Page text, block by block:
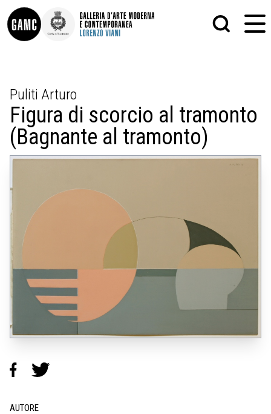
INFO
CONTATTI
DIDATTICA
SHOP
LE COLLEZIONI
GLI AUTORI
MOSTRE
EVENTI
PALAZZO DELLE MUSE
SCULTURA
STAMPA
ALTRO
MATRICI XILOGRAFICHE
FOTOGRAFIA
Puliti Arturo
Figura di scorcio al tramonto
(Bagnante al tramonto)
AUTORE